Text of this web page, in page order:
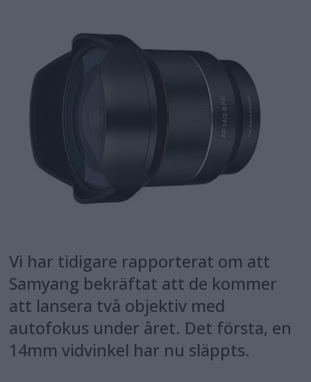
Vi har tidigare rapporterat om att
Samyang bekräftat att de kommer
att lansera två objektiv med
autofokus under året. Det första, en
14mm vidvinkel har nu släppts.